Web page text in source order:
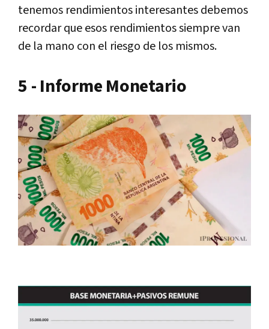
tenemos rendimientos interesantes debemos
recordar que esos rendimientos siempre van
de la mano con el riesgo de los mismos.
5 - Informe Monetario